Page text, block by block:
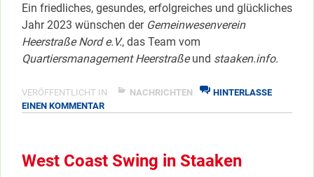
Ein friedliches, gesundes, erfolgreiches und glückliches
Jahr 2023 wünschen der Gemeinwesenverein
Heerstraße Nord e.V., das Team vom
Quartiersmanagement Heerstraßeund staaken.info.
VERÖFFENTLICHT IN NACHRICHTEN
HINTERLASSE
EINEN KOMMENTARZU
EIN
West Coast Swing in Staaken